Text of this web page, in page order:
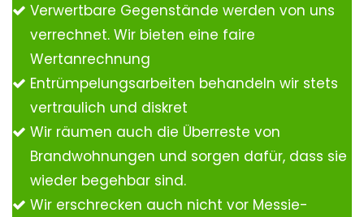
Verwertbare Gegenstände werden von uns
verrechnet. Wir bieten eine faire
Wertanrechnung
Entrümpelungsarbeiten behandeln wir stets
vertraulich und diskret
Wir räumen auch die Überreste von
Brandwohnungen und sorgen dafür, dass sie
wieder begehbar sind.
Wir erschrecken auch nicht vor Messie-